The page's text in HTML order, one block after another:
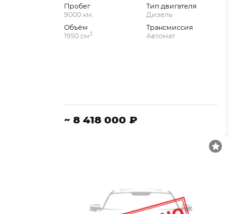
Пробег
9000 км.
Объём
1950 см3
Тип двигателя
Дизель
Трансмиссия
Автомат
~ 8 418 000 ₽